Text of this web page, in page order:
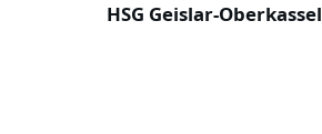
HSG Geislar-Oberkassel